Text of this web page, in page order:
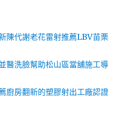
陳代謝老花雷射推薦LBV苗栗
醫洗臉幫助松山區當舖施工導
廚房翻新的塑膠射出工廠認證